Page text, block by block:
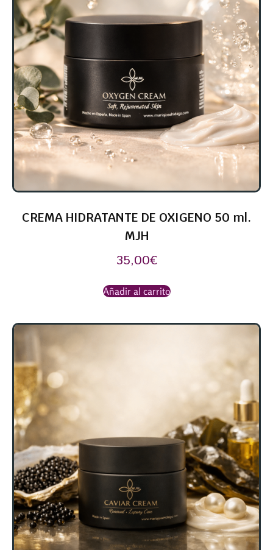
CREMA HIDRATANTE DE OXIGENO 50 ml.
MJH
35,00€
Añadir al carrito